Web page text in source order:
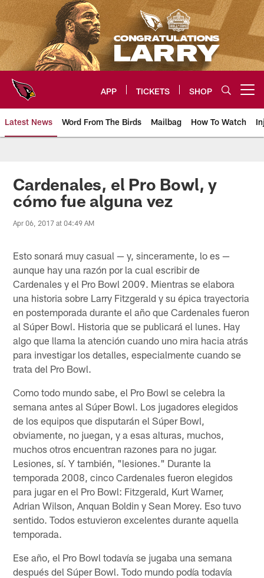
Skip
to
main
content
APP TICKETS SHOP
Latest News Word From The Birds Mailbag How To Watch
Arizona Cardinals Home: The
Cardenales, el Pro Bowl, y
cómo fue alguna vez
Apr 06, 2017 at 04:49 AM
Esto sonará muy casual — y, sinceramente, lo es —
aunque hay una razón por la cual escribir de
Cardenales y el Pro Bowl 2009. Mientras se elabora
una historia sobre Larry Fitzgerald y su épica trayectoria
en postemporada durante el año que Cardenales fueron
al Súper Bowl. Historia que se publicará el lunes. Hay
algo que llama la atención cuando uno mira hacia atrás
para investigar los detalles, especialmente cuando se
trata del Pro Bowl.
Como todo mundo sabe, el Pro Bowl se celebra la
semana antes al Súper Bowl. Los jugadores elegidos
de los equipos que disputarán el Súper Bowl,
obviamente, no juegan, y a esas alturas, muchos,
muchos otros encuentran razones para no jugar.
Lesiones, sí. Y también, "lesiones." Durante la
temporada 2008, cinco Cardenales fueron elegidos
para jugar en el Pro Bowl: Fitzgerald, Kurt Warner,
Adrian Wilson, Anquan Boldin y Sean Morey. Eso tuvo
sentido. Todos estuvieron excelentes durante aquella
temporada.
Ese año, el Pro Bowl todavía se jugaba una semana
después del Súper Bowl. Todo mundo podía todavía